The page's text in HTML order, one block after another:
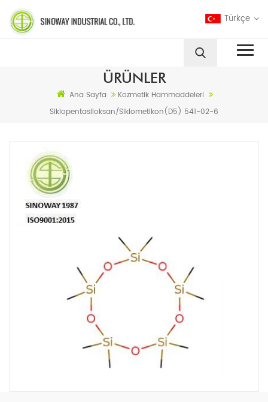
Türkçe
ÜRÜNLER
Ana Sayfa
Kozmetik Hammaddeleri
Siklopentasiloksan/Siklometikon(D5) 541-02-6